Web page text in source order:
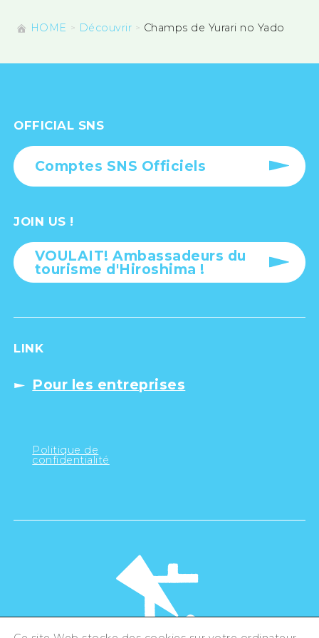
HOME Découvrir Champs de Yurari no Yado
OFFICIAL SNS
Comptes SNS Officiels
JOIN US !
VOULAIT! Ambassadeurs du
tourisme d'Hiroshima !
LINK
Pour les entreprises
Politique de
confidentialité